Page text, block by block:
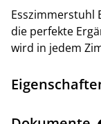
Esszimmerstuhl
die perfekte
wird in jedem